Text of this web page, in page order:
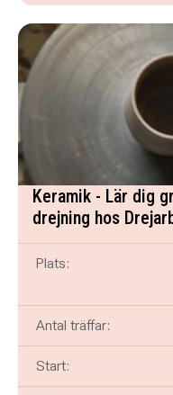
Keramik - Lär dig
drejning hos
Plats:
Antal träffar:
Start: